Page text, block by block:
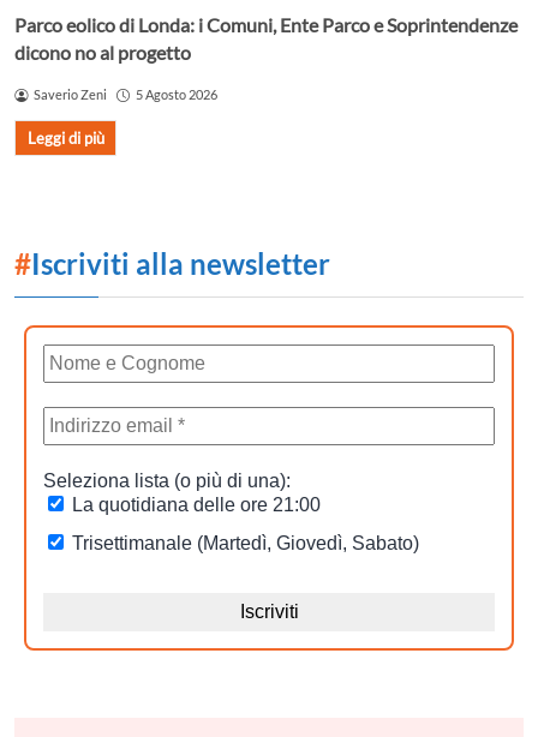
Parco eolico di Londa: i Comuni, Ente Parco e Soprintendenze
dicono no al progetto
Saverio Zeni 5 Agosto 2026
Leggi di più
#Iscriviti alla newsletter